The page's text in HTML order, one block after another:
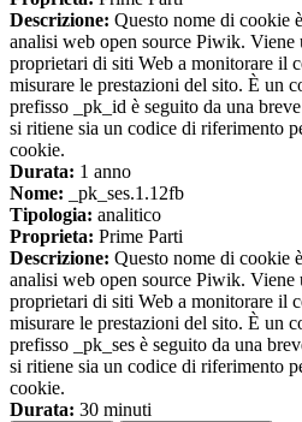
Descrizione: Questo nome di cookie
analisi web open source Piwik. Viene
proprietari di siti Web a monitorare il
misurare le prestazioni del sito. È un
prefisso _pk_id è seguito da una
si ritiene sia un codice di riferimento
cookie.
Durata: 1 anno
Nome: _pk_ses.1.12fb
Tipologia: analitico
Proprieta: Prime Parti
Descrizione: Questo nome di cookie
analisi web open source Piwik. Viene
proprietari di siti Web a monitorare il
misurare le prestazioni del sito. È un
prefisso _pk_ses è seguito da una
si ritiene sia un codice di riferimento
cookie.
Durata: 30 minuti